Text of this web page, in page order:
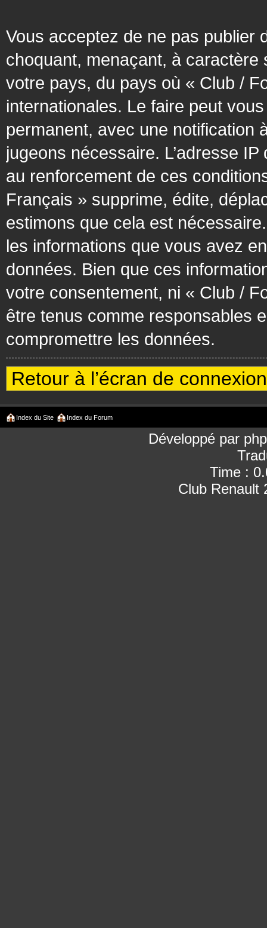
Vous acceptez de ne pas publier
choquant, menaçant, à
votre pays, du pays où « Club /
internationales. Le faire peut
permanent, avec une notification
jugeons nécessaire. L’adresse
au renforcement de ces
Français » supprime, édite,
estimons que cela est
les informations que vous avez
données. Bien que ces
votre consentement, ni « Club /
être tenus comme responsables
compromettre les données.
Retour à l’écran de connexion
Index du Site Index du Forum
Développé par
Time :
Club Renault